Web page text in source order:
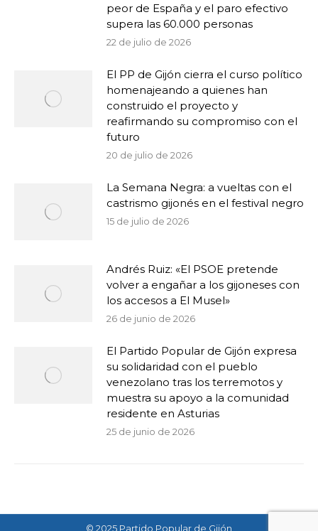
peor de España y el paro efectivo
supera las 60.000 personas
22 de julio de 2026
El PP de Gijón cierra el curso político
homenajeando a quienes han
construido el proyecto y
reafirmando su compromiso con el
futuro
20 de julio de 2026
La Semana Negra: a vueltas con el
castrismo gijonés en el festival negro
15 de julio de 2026
Andrés Ruiz: «El PSOE pretende
volver a engañar a los gijoneses con
los accesos a El Musel»
26 de junio de 2026
El Partido Popular de Gijón expresa
su solidaridad con el pueblo
venezolano tras los terremotos y
muestra su apoyo a la comunidad
residente en Asturias
25 de junio de 2026
© 2025 Partido Popular de Gijón